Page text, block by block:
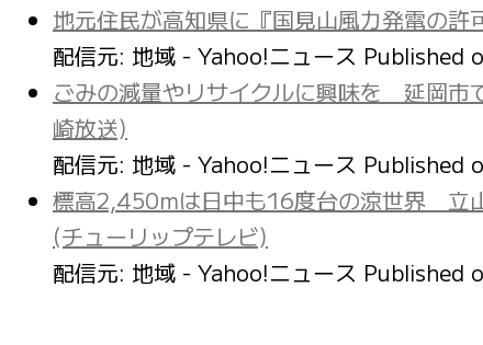
地元住民が高知県に『国見山風力発電の
配信元: 地域 - Yahoo!ニュース Published
ごみの減量やリサイクルに興味を 延岡市
崎放送)
配信元: 地域 - Yahoo!ニュース Published
標高2,450mは日中も16度台の涼世界 立
(チューリップテレビ)
配信元: 地域 - Yahoo!ニュース Published